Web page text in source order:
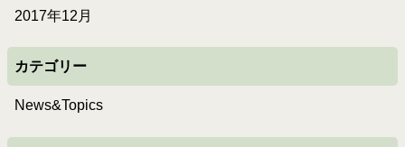
2017年12月
カテゴリー
News&Topics